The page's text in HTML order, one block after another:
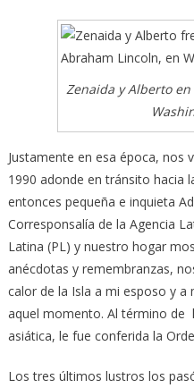
Zenaida y Alberto
Justamente en esa época, nos
1990 adonde en tránsito hacia
entonces pequeña e inquieta
Corresponsalía de la Agencia
Latina (PL) y nuestro hogar
anécdotas y remembranzas,
calor de la Isla a mi esposo y
aquel momento. Al término de
asiática, le fue conferida la
Los tres últimos lustros los